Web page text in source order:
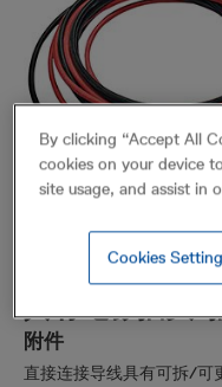
附件
直接连接导线具有可拆/可
By clicking “Accept All
cookies on your device
site usage, and assist in
Cookies